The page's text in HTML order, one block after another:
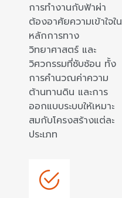
การทำงานกับฟ้าผ่า
ต้องอาศัยความเข้าใจใน
หลักการทาง
วิทยาศาสตร์ และ
วิศวกรรมที่ซับซ้อน ทั้ง
การคำนวณค่าความ
ต้านทานดิน และการ
ออกแบบระบบให้เหมาะ
สมกับโครงสร้างแต่ละ
ประเภท